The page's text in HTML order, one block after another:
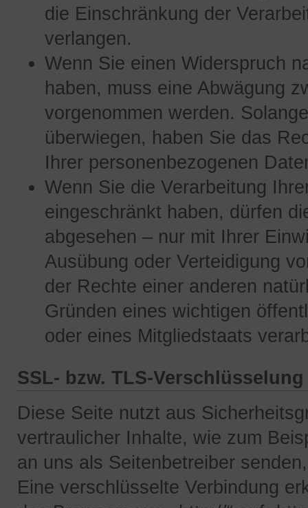
die Einschränkung der
verlangen.
Wenn Sie einen Widerspruch
haben, muss eine Abwägung
vorgenommen werden.
überwiegen, haben Sie das
Ihrer personenbezogenen
Wenn Sie die Verarbeitung
eingeschränkt haben, dürfen
abgesehen – nur mit Ihrer
Ausübung oder Verteidigung
der Rechte einer anderen
Gründen eines wichtigen
oder eines Mitgliedstaats
SSL- bzw. TLS-Verschlüsselung
Diese Seite nutzt aus
vertraulicher Inhalte, wie zum
an uns als Seitenbetreiber
Eine verschlüsselte Verbindung